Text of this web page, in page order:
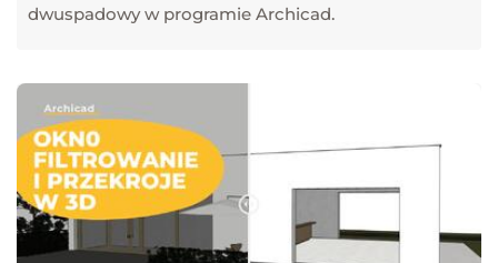
dwuspadowy w programie Archicad.